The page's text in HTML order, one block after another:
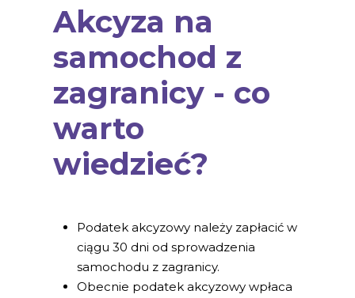
Akcyza na
samochod z
zagranicy - co
warto
wiedzieć?
Podatek akcyzowy należy zapłacić w
ciągu 30 dni od sprowadzenia
samochodu z zagranicy.
Obecnie podatek akcyzowy wpłaca